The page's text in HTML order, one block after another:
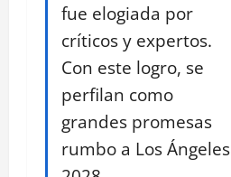
fue elogiada por
críticos y expertos.
Con este logro, se
perfilan como
grandes promesas
rumbo a Los Ángeles